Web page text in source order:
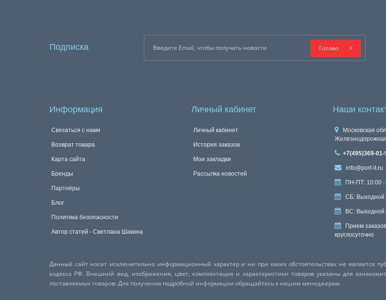
Подписка Готово
Информация
Связаться с нами
Возврат товара
Карта сайта
Бренды
Партнёры
Блог
Политика безопасности
Автор статей - Светлана Шакина
Личный кабинет
Личный кабинет
История заказов
Мои закладки
Рассылка новостей
Наши
Московская
+7(495)369-01-
info@port-it.ru
ПН-ПТ: 10:00 -
СБ: Выходной
ВС: Выходной
Прием
круглосуточно
Данный сайт носит исключительно информационный характер и ни при каких обстоятельствах не является
кодекса РФ. Внешний вид, изображения, цвет, комплектация и характеристики товаров указаны для
поставляемых товаров. Для получения подробной информации обращайтесь к нашим менеджерам.